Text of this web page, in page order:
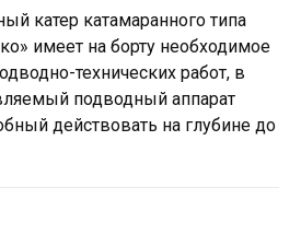
катер катамаранного типа
имеет на борту необходимое
технических работ, в
подводный аппарат
действовать на глубине до